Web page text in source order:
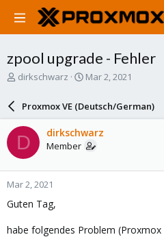
zpool upgrade - Fehler
T
a
d
s
t
a
r
t
e
r
dirkschwarz
S
r
d
a
e
Mar 2, 2021
Proxmox VE (Deutsch/German)
D dirkschwarz
Member
Mar 2, 2021
Guten Tag,
habe folgendes Problem (Proxmox